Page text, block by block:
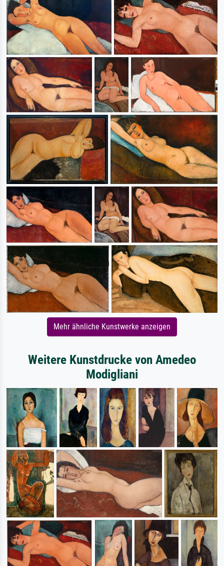
Mehr ähnliche Kunstwerke anzeigen
Weitere Kunstdrucke von Amedeo
Modigliani